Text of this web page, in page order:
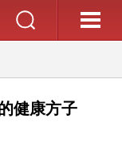
健康方子